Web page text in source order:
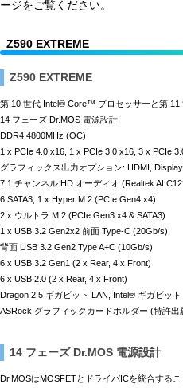
ージをご覧ください。
Z590 EXTREME
Z590 EXTREME
第 10 世代 Intel® Core™ プロセッサーと第
14 フェーズ Dr.MOS 電源設計
DDR4 4800MHz (OC)
1 x PCIe 4.0 x16, 1 x PCIe 3.0 x16, 3 x PCIe
グラフィックス出力オプション: HDMI,
7.1 チャンネル HD オーディオ (Realtek
6 SATA3, 1 x Hyper M.2 (PCIe Gen4 x4)
2 x ウルトラ M.2 (PCIe Gen3 x4 & SATA3)
1 x USB 3.2 Gen2x2 前面 Type-C (20Gb/s)
背面 USB 3.2 Gen2 Type A+C (10Gb/s)
6 x USB 3.2 Gen1 (2 x Rear, 4 x Front)
6 x USB 2.0 (2 x Rear, 4 x Front)
Dragon 2.5 ギガビット LAN, Intel® ギガビット
ASRock グラフィックカードホルダー (特許出
14 フェーズ Dr.MOS 電源設計
Dr.MOSはMOSFETとドライバICを統合する